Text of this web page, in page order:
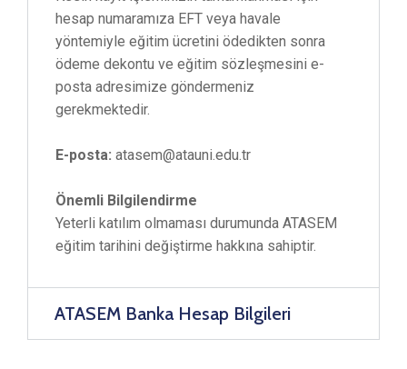
hesap numaramıza EFT veya havale
yöntemiyle eğitim ücretini ödedikten sonra
ödeme dekontu ve eğitim sözleşmesini e-
posta adresimize göndermeniz
gerekmektedir.
E-posta: atasem@atauni.edu.tr
Önemli Bilgilendirme
Yeterli katılım olmaması durumunda ATASEM
eğitim tarihini değiştirme hakkına sahiptir.
ATASEM Banka Hesap Bilgileri